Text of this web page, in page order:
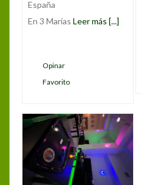
España
En 3 MaríasLeer más [...]
Opinar
Favorito